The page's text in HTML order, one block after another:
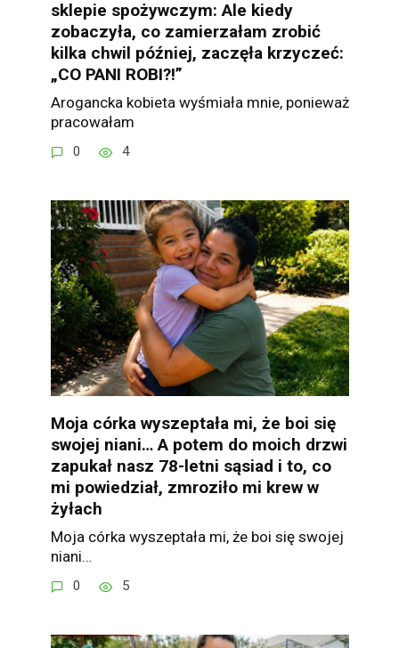
sklepie spożywczym: Ale kiedy
zobaczyła, co zamierzałam zrobić
kilka chwil później, zaczęła krzyczeć:
„CO PANI ROBI?!”
Arogancka kobieta wyśmiała mnie, ponieważ
pracowałam
0 4
Moja córka wyszeptała mi, że boi się
swojej niani… A potem do moich drzwi
zapukał nasz 78-letni sąsiad i to, co
mi powiedział, zmroziło mi krew w
żyłach
Moja córka wyszeptała mi, że boi się swojej
niani…
0 5